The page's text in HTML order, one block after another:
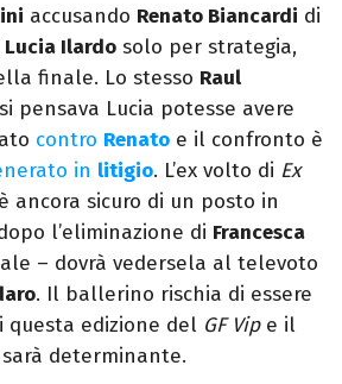
accusando Renato Biancardi di
Lucia Ilardo solo per strategia,
finale. Lo stesso Raul
pensava Lucia potesse avere
contro Renato e il confronto è
in litigio. L’ex volto di Ex
ancora sicuro di un posto in
l’eliminazione di Francesca
– dovrà vedersela al televoto
. Il ballerino rischia di essere
questa edizione del GF Vipe il
determinante.